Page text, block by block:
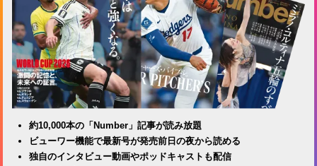
約10,000本の「Number」記事が読み放題
ビューワー機能で最新号が発売前日の夜から読める
独自のインタビュー動画やポッドキャストも配信